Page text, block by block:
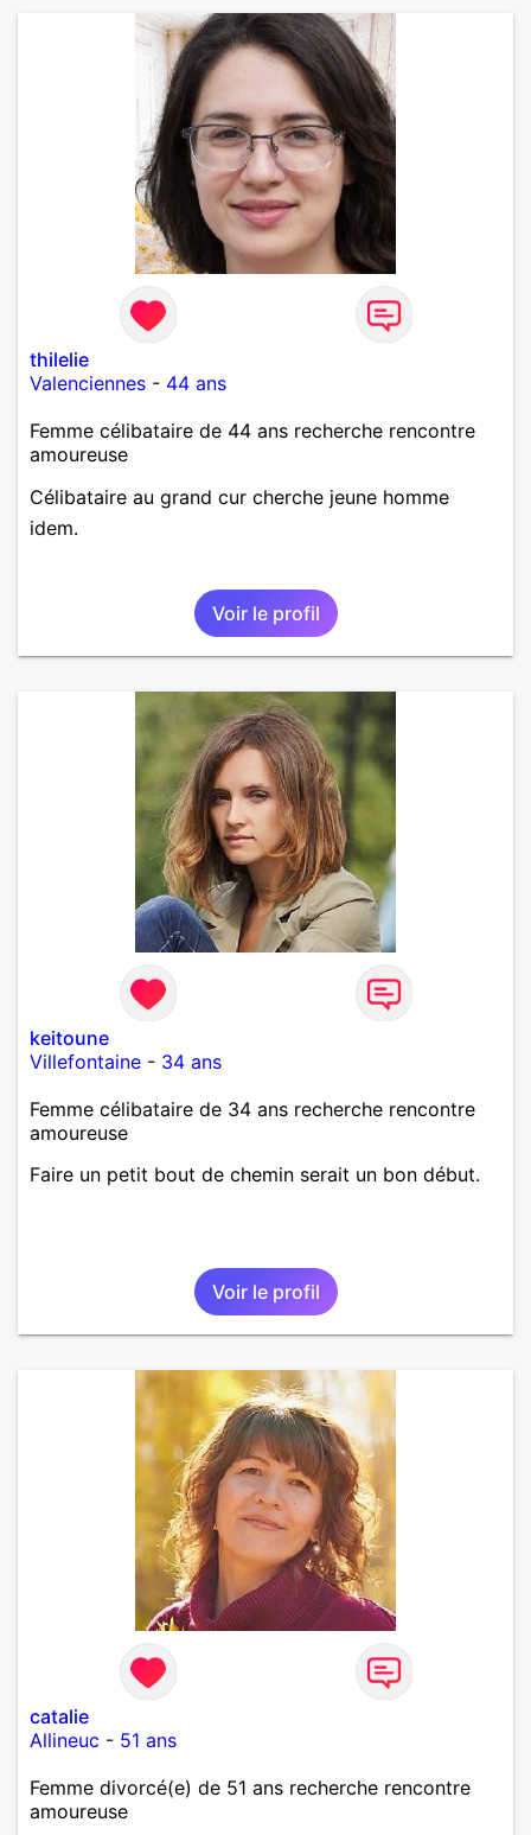
thilelie
Valenciennes - 44 ans
Femme célibataire de 44 ans recherche rencontre
amoureuse
Célibataire au grand cur cherche jeune homme
idem.
Voir le profil
keitoune
Villefontaine - 34 ans
Femme célibataire de 34 ans recherche rencontre
amoureuse
Faire un petit bout de chemin serait un bon début.
Voir le profil
catalie
Allineuc - 51 ans
Femme divorcé(e) de 51 ans recherche rencontre
amoureuse